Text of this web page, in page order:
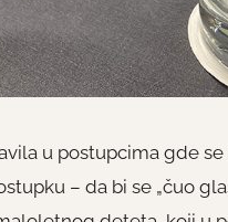
u postupcima gde
– da bi se „čuo